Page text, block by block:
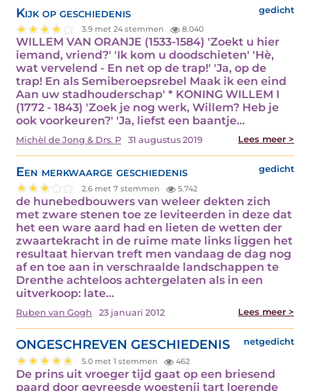
Kijk op geschiedenis gedicht
3.9 met 24 stemmen 8.040
WILLEM VAN ORANJE (1533-1584) 'Zoekt u hier
iemand, vriend?' 'Ik kom u doodschieten' 'Hè,
wat vervelend - En net op de trap!' 'Ja, op de
trap! En als Semiberoepsrebel Maak ik een eind
Aan uw stadhouderschap' * KONING WILLEM I
(1772 - 1843) 'Zoek je nog werk, Willem? Heb je
ook voorkeuren?' 'Ja, liefst een baantje…
Michèl de Jong & Drs. P 31 augustus 2019 Lees meer >
Een merkwaarge geschiedenis gedicht
2.6 met 7 stemmen 5.742
de hunebedbouwers van weleer dekten zich
met zware stenen toe ze leviteerden in deze dat
het een ware aard had en lieten de wetten der
zwaartekracht in de ruime mate links liggen het
resultaat hiervan treft men vandaag de dag nog
af en toe aan in verschraalde landschappen te
Drenthe achteloos achtergelaten als in een
uitverkoop: late…
Ruben van Gogh 23 januari 2012 Lees meer >
ONGESCHREVEN GESCHIEDENIS netgedicht
5.0 met 1 stemmen 462
De prins uit vroeger tijd gaat op een briesend
paard door gevreesde woestenij tart loerende